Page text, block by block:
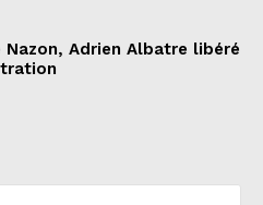
Adrien Albatre libéré